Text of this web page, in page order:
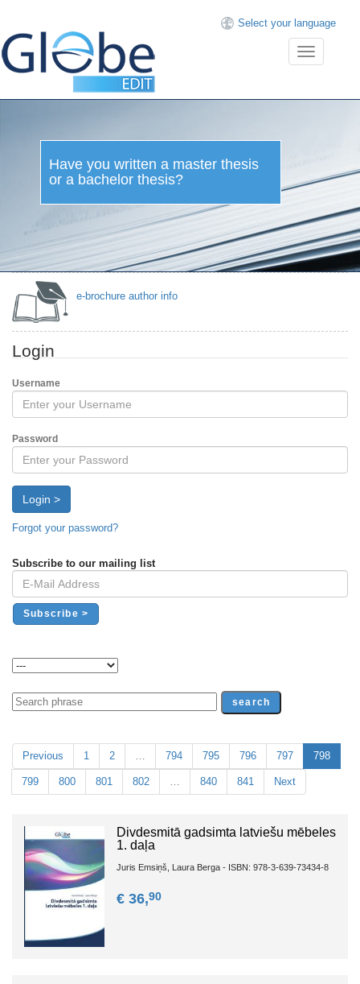
Select your language
Toggle
navigation
Have you written a master thesis
or a bachelor thesis?
e-brochure author info
Login
Username
Password
Login >
Forgot your password?
Subscribe to our mailing list
Previous 1 2 794 795 796 797 798
799 800 801 802 840 841 Next
Divdesmitā gadsimta latviešu mēbeles
1. daļa
Juris Emsiņš, Laura Berga - ISBN: 978-3-639-73434-8
€ 36,90